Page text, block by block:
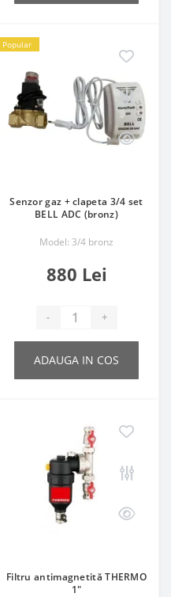
Popular
Senzor gaz + clapeta 3/4 set
BELL ADC (bronz)
Model: 3/4 bronz
880 Lei
- +
ADAUGA IN COS
Filtru antimagnetită THERMO
1"